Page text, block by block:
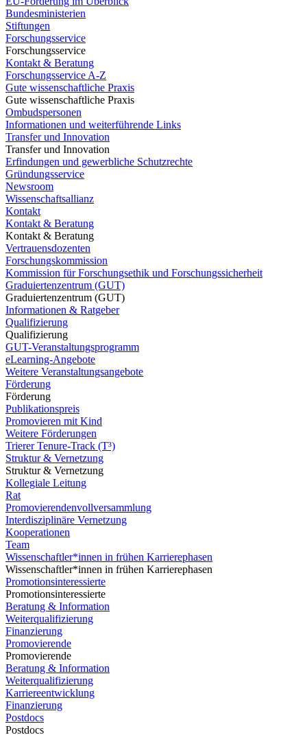
Bundesministerien
Stiftungen
Forschungsservice
Forschungsservice
Kontakt & Beratung
Forschungsservice A-Z
Gute wissenschaftliche Praxis
Gute wissenschaftliche Praxis
Ombudspersonen
Informationen und weiterführende Links
Transfer und Innovation
Transfer und Innovation
Erfindungen und gewerbliche Schutzrechte
Gründungsservice
Newsroom
Wissenschaftsallianz
Kontakt
Kontakt & Beratung
Kontakt & Beratung
Vertrauensdozenten
Forschungskommission
Kommission für Forschungsethik und Forschungssicherheit
Graduiertenzentrum (GUT)
Graduiertenzentrum (GUT)
Informationen & Ratgeber
Qualifizierung
Qualifizierung
GUT-Veranstaltungsprogramm
eLearning-Angebote
Weitere Veranstaltungsangebote
Förderung
Förderung
Publikationspreis
Promovieren mit Kind
Weitere Förderungen
Trierer Tenure-Track (T³)
Struktur & Vernetzung
Struktur & Vernetzung
Kollegiale Leitung
Rat
Promovierendenvollversammlung
Interdisziplinäre Vernetzung
Kooperationen
Team
Wissenschaftler*innen in frühen Karrierephasen
Wissenschaftler*innen in frühen Karrierephasen
Promotionsinteressierte
Promotionsinteressierte
Beratung & Information
Weiterqualifizierung
Finanzierung
Promovierende
Promovierende
Beratung & Information
Weiterqualifizierung
Karriereentwicklung
Finanzierung
Postdocs
Postdocs